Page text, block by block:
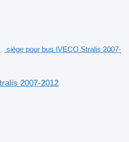
siège pour bus IVECO Stralis 2007-
2007-2012